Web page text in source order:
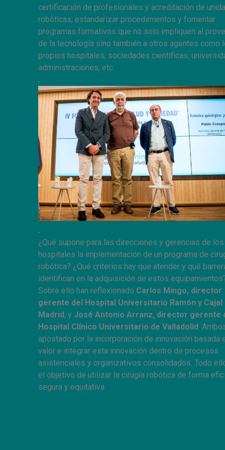
certificación de profesionales y acreditación de
robóticas, estandarizar procedimientos y fomentar
programas formativos que no solo impliquen al
de la tecnología sino también a otros agentes como
propios hospitales, sociedades científicas,
administraciones, etc.
.
.
¿Qué supone para las direcciones y gerencias de los
hospitales la implementación de un programa de
robótica? ¿Qué criterios hay que atender y qué
identifican en la adquisición de estos
Sobre ello han reflexionado Carlos Mingo, director
gerente del Hospital Universitario Ramón y Cajal
Madrid, y José Antonio Arranz, director gerente
Hospital Clínico Universitario de Valladolid .
apostado por la incorporación de innovación basada
valor e integrar esta innovación dentro de procesos
asistenciales y organizativos consolidados. Todo
el objetivo de utilizar la cirugía robótica de forma
segura y equitativa.